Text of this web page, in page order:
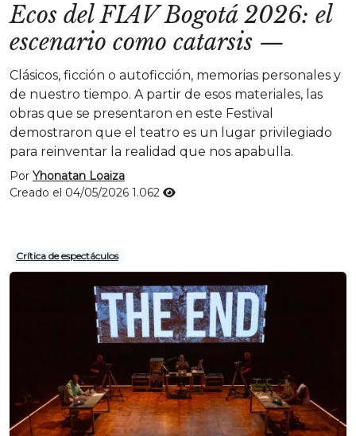
Ecos del FIAV Bogotá 2026: el
escenario como catarsis —
Clásicos, ficción o autoficción, memorias personales y
de nuestro tiempo. A partir de esos materiales, las
obras que se presentaron en este Festival
demostraron que el teatro es un lugar privilegiado
para reinventar la realidad que nos apabulla.
Por Yhonatan Loaiza
Creado el 04/05/2026 1.062
Crítica de espectáculos